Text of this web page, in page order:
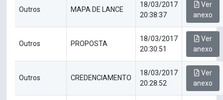
Outros MAPA DE LANCE
18/03/2017
20:38:37
Ver
anexo
Outros PROPOSTA
18/03/2017
20:30:51
Ver
anexo
Outros CREDENCIAMENTO
18/03/2017
20:28:52
Ver
anexo